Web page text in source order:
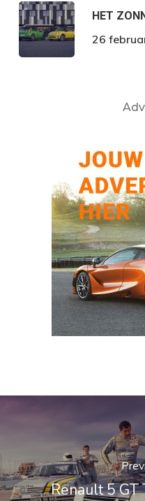
HET
26
Renault 5 GT